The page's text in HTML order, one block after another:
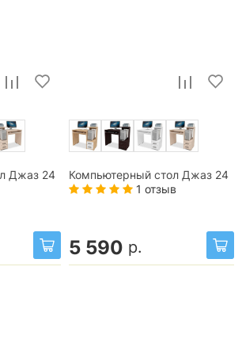
Джаз 24 Компьютерный стол Джаз 24
1 отзыв
5 590 р.